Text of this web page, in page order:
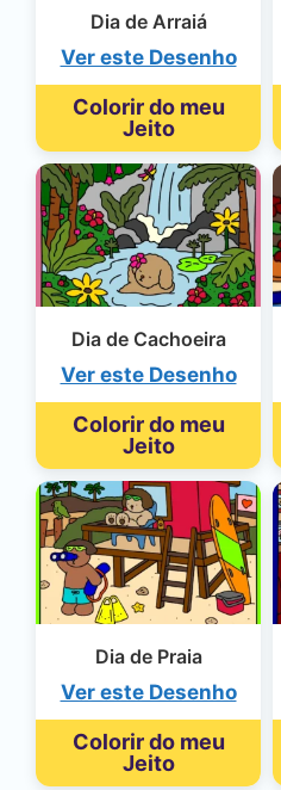
Dia de Arraiá
Ver este Desenho
Colorir do meu
Jeito
Dia de Cachoeira
Ver este Desenho
Colorir do meu
Jeito
Dia de Praia
Ver este Desenho
Colorir do meu
Jeito